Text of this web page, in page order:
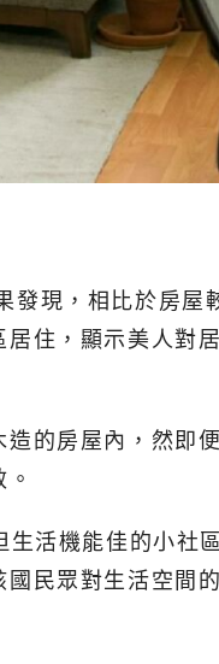
現，相比於房屋
住，顯示美人對
的房屋內，然即
活機能佳的小社
民眾對生活空間